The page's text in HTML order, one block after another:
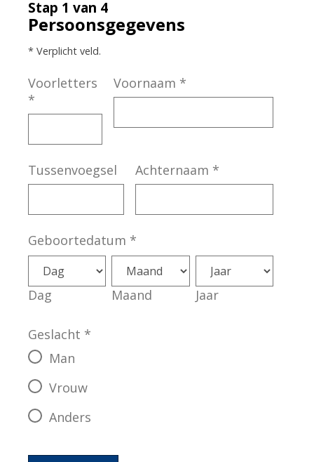
Stap 1 van 4
Persoonsgegevens
* Verplicht veld.
Voorletters
*
Voornaam *
Tussenvoegsel Achternaam *
Geboortedatum *
Dag Maand Jaar
Geslacht *
Man
Vrouw
Anders